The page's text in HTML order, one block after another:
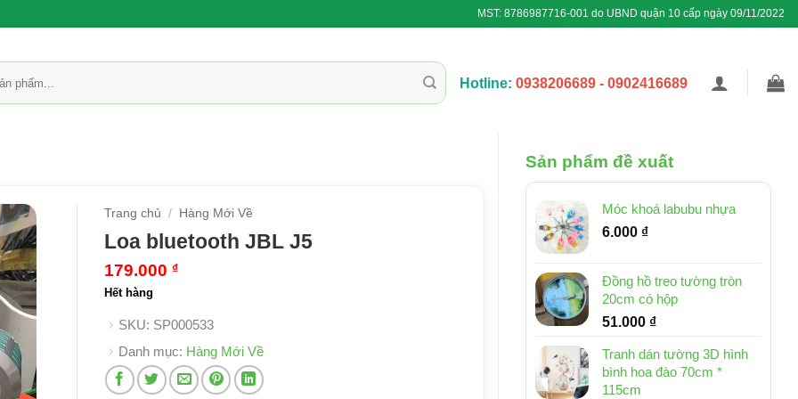
MST: 8786987716-001 do UBND quận 10 cấp ngày 09/11/2022
Hotline: 0938206689 - 0902416689
Sản phẩm đề xuất
Móc khoá labubu nhựa
6.000 ₫
Đồng hồ treo tường tròn
20cm có hộp
51.000 ₫
Tranh dán tường 3D hình
bình hoa đào 70cm *
115cm
Trang chủ / Hàng Mới Về
Loa bluetooth JBL J5
179.000 ₫
Hết hàng
SKU: SP000533
Danh mục: Hàng Mới Về